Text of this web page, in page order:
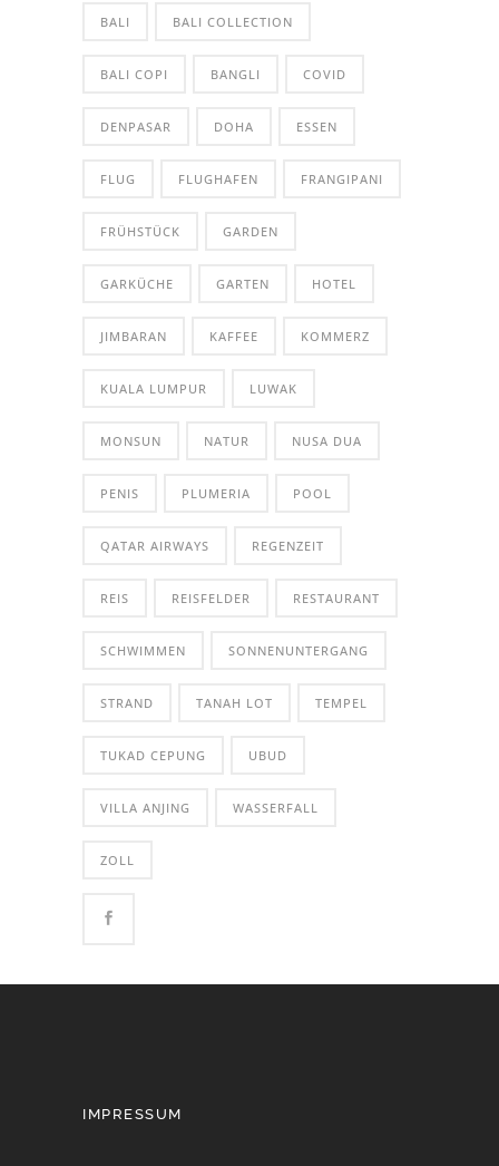
BALI BALI COLLECTION
BALI COPI BANGLI COVID
DENPASAR DOHA ESSEN
FLUG FLUGHAFEN FRANGIPANI
FRÜHSTÜCK GARDEN
GARKÜCHE GARTEN HOTEL
JIMBARAN KAFFEE KOMMERZ
KUALA LUMPUR LUWAK
MONSUN NATUR NUSA DUA
PENIS PLUMERIA POOL
QATAR AIRWAYS REGENZEIT
REIS REISFELDER RESTAURANT
SCHWIMMEN SONNENUNTERGANG
STRAND TANAH LOT TEMPEL
TUKAD CEPUNG UBUD
VILLA ANJING WASSERFALL
ZOLL
IMPRESSUM